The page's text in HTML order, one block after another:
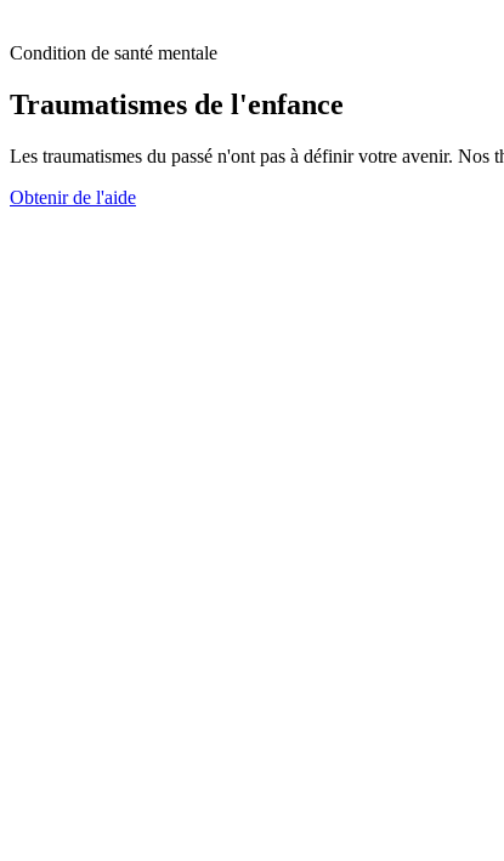
Condition de santé mentale
Traumatismes de l'enfance
Les traumatismes du passé n'ont pas à définir votre avenir. Nos
Obtenir de l'aide